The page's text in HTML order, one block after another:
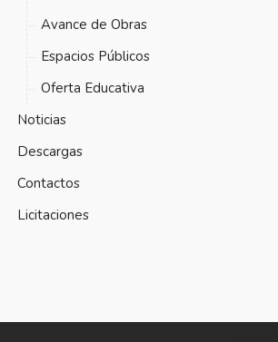
Avance de Obras
Espacios Públicos
Oferta Educativa
Noticias
Descargas
Contactos
Licitaciones